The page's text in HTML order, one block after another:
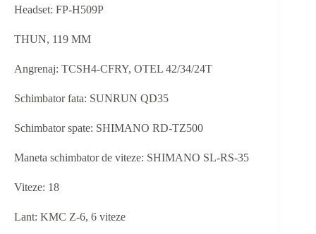
Headset: FP-H509P
THUN, 119 MM
Angrenaj: TCSH4-CFRY, OTEL 42/34/24T
Schimbator fata: SUNRUN QD35
Schimbator spate: SHIMANO RD-TZ500
Maneta schimbator de viteze: SHIMANO SL-RS-35
Viteze: 18
Lant: KMC Z-6, 6 viteze